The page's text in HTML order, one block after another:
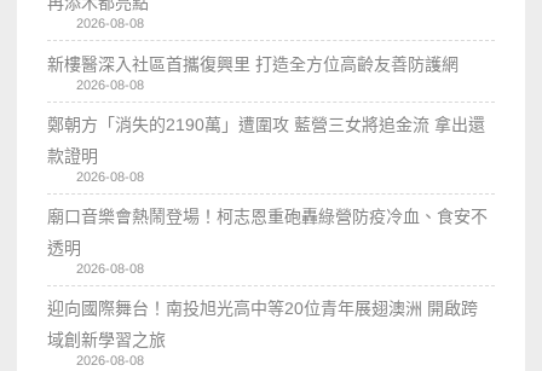
2026-08-08
新樓醫深入社區首攜復興里 打造全方位高齡友善防護網
2026-08-08
鄭朝方「消失的2190萬」遭圍攻 藍營三女將追金流 拿出還
款證明
2026-08-08
廟口音樂會熱鬧登場！柯志恩重砲轟綠營防疫冷血、食安不
透明
2026-08-08
迎向國際舞台！南投旭光高中等20位青年展翅澳洲 開啟跨
域創新學習之旅
2026-08-08